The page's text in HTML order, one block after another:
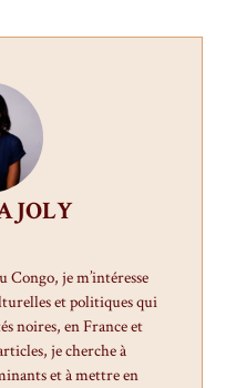
JOLY
Congo, je m’intéresse
et politiques qui
noires, en France et
je cherche à
et à mettre en